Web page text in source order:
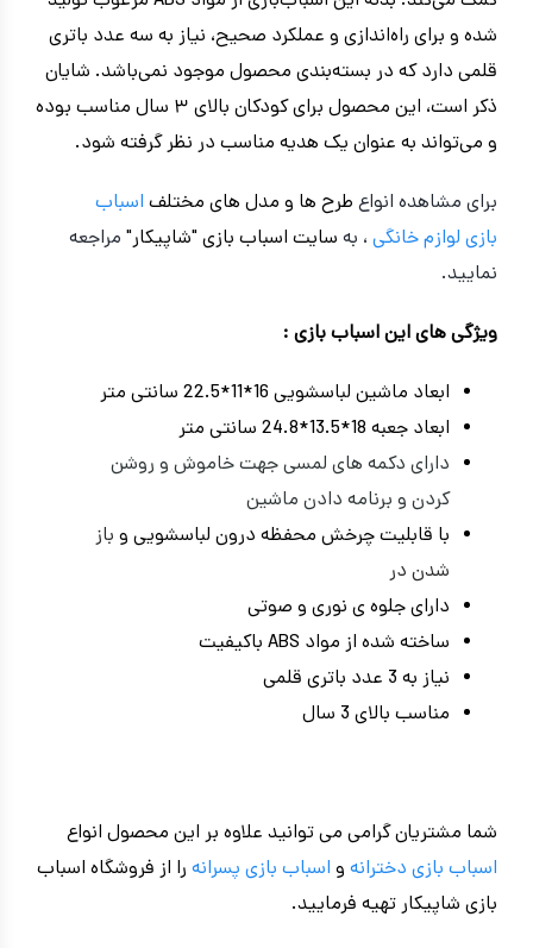
شده و برای راه‌اندازی و عملکرد صحیح، نیاز به سه عدد باتری
قلمی دارد که در بسته‌بندی محصول موجود نمی‌باشد. شایان
ذکر است، این محصول برای کودکان بالای ۳ سال مناسب بوده
و می‌تواند به عنوان یک هدیه مناسب در نظر گرفته شود.
برای مشاهده انواع طرح ها و مدل های مختلف اسباب
بازی لوازم خانگی ، به سایت اسباب بازی "شاپیکار" مراجعه
نمایید.
ویژگی های این اسباب بازی :
ابعاد ماشین لباسشویی 16*11*22.5 سانتی متر
ابعاد جعبه 18*13.5*24.8 سانتی متر
دارای دکمه های لمسی جهت خاموش و روشن
کردن و برنامه دادن ماشین
با قابلیت چرخش محفظه درون لباسشویی و باز
شدن در
دارای جلوه ی نوری و صوتی
ساخته شده از مواد ABS باکیفیت
نیاز به 3 عدد باتری قلمی
مناسب بالای 3 سال
شما مشتریان گرامی می توانید علاوه بر این محصول انواع
اسباب بازی دخترانه و اسباب بازی پسرانه را از فروشگاه اسباب
بازی شاپیکار تهیه فرمایید.